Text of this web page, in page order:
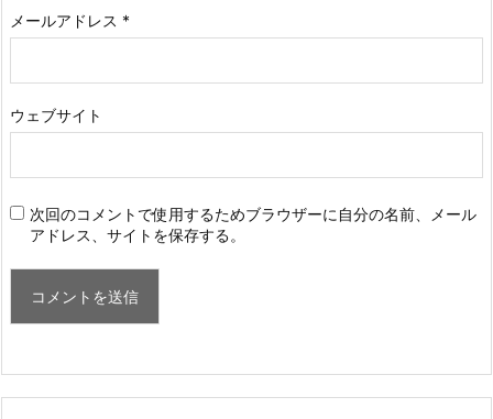
メールアドレス *
ウェブサイト
次回のコメントで使用するためブラウザーに自分の名前、メール
アドレス、サイトを保存する。